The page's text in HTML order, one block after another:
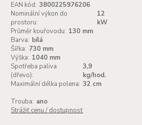
EAN kód: 3800225976206
Nominální výkon do
prostoru:
12
kW
Průměr kouřovodu: 130 mm
Barva: bílá
Šířka: 730 mm
Výška: 1040 mm
Spotřeba paliva
(dřevo):
3,9
kg/hod.
Maximální délka polena: 32 cm
Trouba: ano
Strážiť cenu / dostupnosť